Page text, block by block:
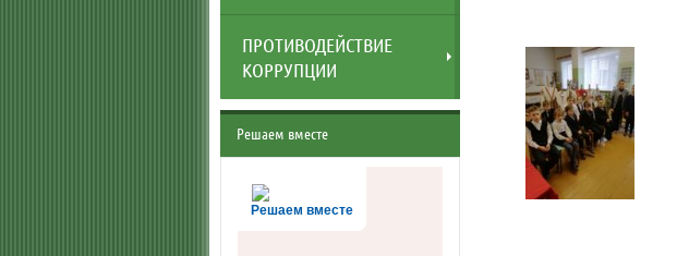
ПРОТИВОДЕЙСТВИЕ
КОРРУПЦИИ
Решаем вместе
Решаем вместе